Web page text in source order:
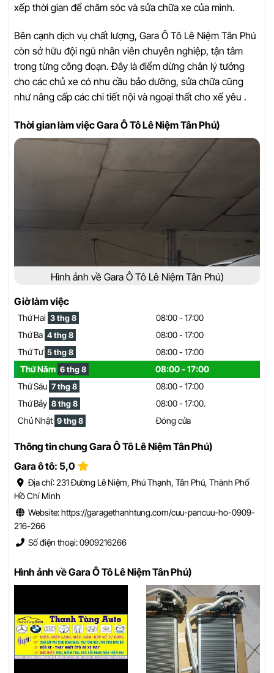
xếp thời gian để chăm sóc và sửa chữa xe của mình.
Bên cạnh dịch vụ chất lượng, Gara Ô Tô Lê Niệm Tân Phú
còn sở hữu đội ngũ nhân viên chuyên nghiệp, tận tâm
trong từng công đoạn. Đây là điểm dừng chân lý tưởng
cho các chủ xe có nhu cầu bảo dưỡng, sửa chữa cũng
như nâng cấp các chi tiết nội và ngoại thất cho xế yêu .
Thời gian làm việc Gara Ô Tô Lê Niệm Tân Phú)
Hình ảnh về Gara Ô Tô Lê Niệm Tân Phú)
Giờ làm việc
Thứ Hai 3 thg 8
08:00 - 17:00
Thứ Ba 4 thg 8
08:00 - 17:00
Thứ Tư 5 thg 8
08:00 - 17:00
Thứ Năm 6 thg 8
08:00 - 17:00
Thứ Sáu 7 thg 8
08:00 - 17:00
Thứ Bảy 8 thg 8
08:00 - 17:00.
Chủ Nhật 9 thg 8 Đóng cửa
Thông tin chung Gara Ô Tô Lê Niệm Tân Phú)
Gara ô tô: 5,0
Địa chỉ: 231 Đường Lê Niệm, Phú Thạnh, Tân Phú, Thành Phố
Hồ Chí Minh
Website: https://garagethanhtung.com/cuu-pancuu-ho-0909-
216-266
Số điện thoại: 0909216266
Hình ảnh về Gara Ô Tô Lê Niệm Tân Phú)